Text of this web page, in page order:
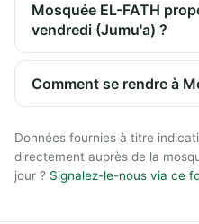
Mosquée EL-FATH
vendredi (Jumu'a) ?
Comment se rendre à
Données fournies à titre
directement auprès de la
jour ? Signalez-le-nous via ce